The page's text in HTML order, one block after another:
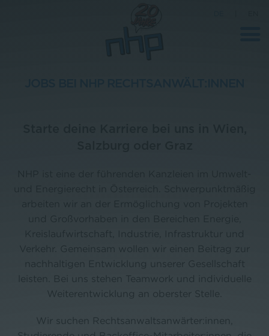
nachhaltigen Entwicklung unserer Gesellschaft
leisten. Bei uns stehen Teamwork und individuelle
Weiterentwicklung an oberster Stelle.
Wir suchen Rechtsanwaltsanwärter:innen,